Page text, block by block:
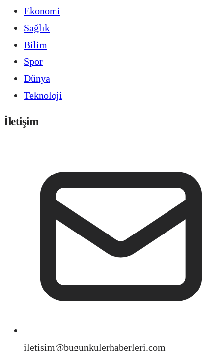
Ekonomi
Sağlık
Bilim
Spor
Dünya
Teknoloji
İletişim
iletisim@bugunkulerhaberleri.com